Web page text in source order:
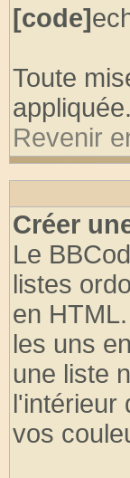
[code]
Toute
appliquée.
Revenir
Créer
Le
listes
en
les uns
une liste
l'intérieur
vos